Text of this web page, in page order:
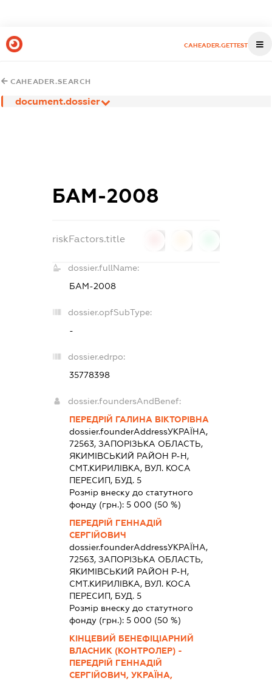
CAHEADER.GETTEST
CAHEADER.SEARCH
document.dossier
БАМ-2008
riskFactors.title
dossier.fullName:
БАМ-2008
dossier.opfSubType:
-
dossier.edrpo:
35778398
dossier.foundersAndBenef:
ПЕРЕДРІЙ ГАЛИНА ВІКТОРІВНА
dossier.founderAddressУКРАЇНА,
72563, ЗАПОРIЗЬКА ОБЛАСТЬ,
ЯКИМIВСЬКИЙ РАЙОН Р-Н,
СМТ.КИРИЛІВКА, ВУЛ. КОСА
ПЕРЕСИП, БУД. 5
Розмір внеску до статутного
фонду (грн.):5 000 (50 %)
ПЕРЕДРІЙ ГЕННАДІЙ
СЕРГІЙОВИЧ
dossier.founderAddressУКРАЇНА,
72563, ЗАПОРIЗЬКА ОБЛАСТЬ,
ЯКИМIВСЬКИЙ РАЙОН Р-Н,
СМТ.КИРИЛІВКА, ВУЛ. КОСА
ПЕРЕСИП, БУД. 5
Розмір внеску до статутного
фонду (грн.):5 000 (50 %)
КІНЦЕВИЙ БЕНЕФІЦІАРНИЙ
ВЛАСНИК (КОНТРОЛЕР) -
ПЕРЕДРІЙ ГЕННАДІЙ
СЕРГІЙОВИЧ, УКРАЇНА,